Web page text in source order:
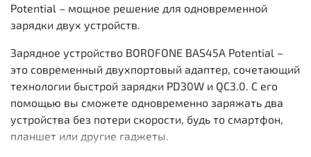
Potential – мощное решение для одновременной
зарядки двух устройств.
Зарядное устройство BOROFONE BAS45A Potential –
это современный двухпортовый адаптер, сочетающий
технологии быстрой зарядки PD30W и QC3.0. С его
помощью вы сможете одновременно заряжать два
устройства без потери скорости, будь то смартфон,
планшет или другие гаджеты.